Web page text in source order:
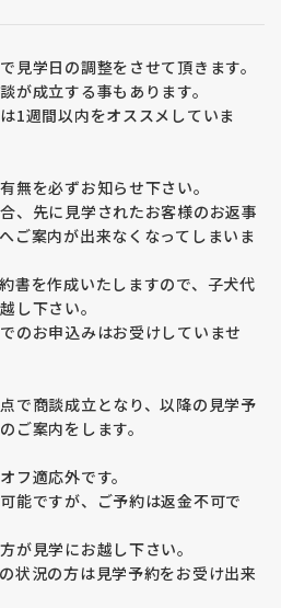
見学日の調整をさせて頂きます。
が成立する事もあります。
1週間以内をオススメしていま
無を必ずお知らせ下さい。
、先に見学されたお客様のお返事
ご案内が出来なくなってしまいま
書を作成いたしますので、子犬代
し下さい。
のお申込みはお受けしていませ
で商談成立となり、以降の見学予
ご案内をします。
フ適応外です。
能ですが、ご予約は返金不可で
が見学にお越し下さい。
状況の方は見学予約をお受け出来